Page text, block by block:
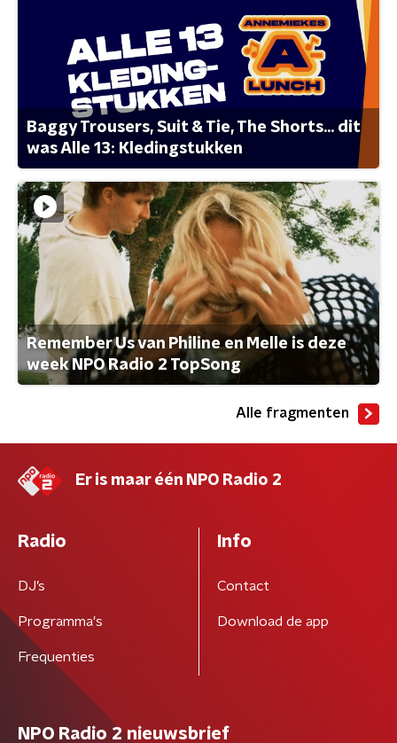
Baggy Trousers, Suit & Tie, The Shorts... dit
was Alle 13: Kledingstukken
Remember Us van Philine en Melle is deze
week NPO Radio 2 TopSong
Alle fragmenten
Er is maar één NPO Radio 2
Radio
DJ’s
Programma's
Frequenties
Info
Contact
Download de app
NPO Radio 2 nieuwsbrief